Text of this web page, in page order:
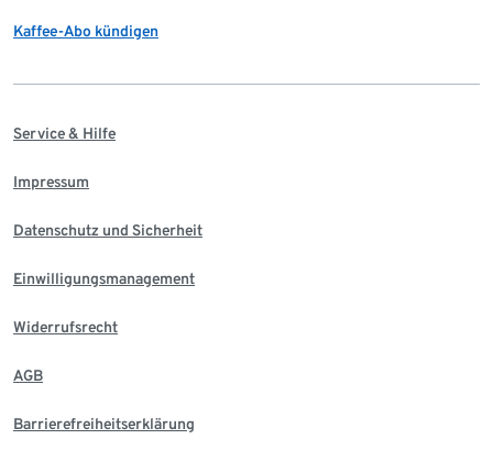
Kaffee-Abo kündigen
Service & Hilfe
Impressum
Datenschutz und Sicherheit
Einwilligungsmanagement
Widerrufsrecht
AGB
Barrierefreiheitserklärung